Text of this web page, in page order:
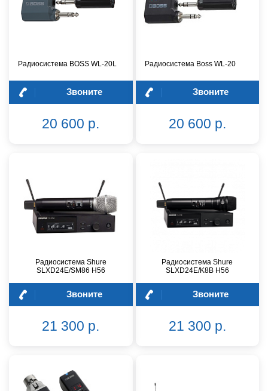
Радиосистема BOSS WL-20L
Звоните
20 600 р.
Радиосистема Boss WL-20
Звоните
20 600 р.
Радиосистема Shure
SLXD24E/SM86 H56
Звоните
21 300 р.
Радиосистема Shure
SLXD24E/K8B H56
Звоните
21 300 р.